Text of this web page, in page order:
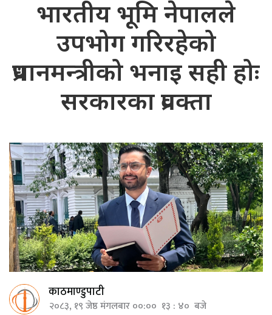
भारतीय भूमि नेपालले
उपभोग गरिरहेको
प्रधानमन्त्रीको भनाइ सही होः
सरकारका प्रवक्ता
काठमाण्डुपाटी
२०८३, १९ जेष्ठ मंगलबार ००:०० १३ : ४० बजे